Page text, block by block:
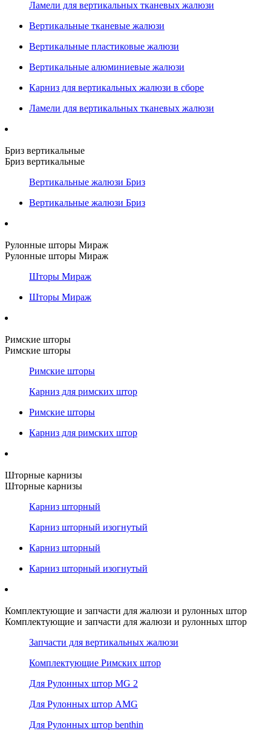
Ламели для вертикальных тканевых жалюзи
Вертикальные тканевые жалюзи
Вертикальные пластиковые жалюзи
Вертикальные алюминиевые жалюзи
Карниз для вертикальных жалюзи в сборе
Ламели для вертикальных тканевых жалюзи
Бриз вертикальные
Бриз вертикальные
Вертикальные жалюзи Бриз
Вертикальные жалюзи Бриз
Рулонные шторы Мираж
Рулонные шторы Мираж
Шторы Мираж
Шторы Мираж
Римские шторы
Римские шторы
Римские шторы
Карниз для римских штор
Римские шторы
Карниз для римских штор
Шторные карнизы
Шторные карнизы
Карниз шторный
Карниз шторный изогнутый
Карниз шторный
Карниз шторный изогнутый
Комплектующие и запчасти для жалюзи и рулонных штор
Комплектующие и запчасти для жалюзи и рулонных штор
Запчасти для вертикальных жалюзи
Комплектующие Римских штор
Для Рулонных штор MG 2
Для Рулонных штор AMG
Для Рулонных штор benthin